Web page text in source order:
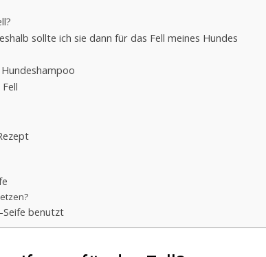
sollte ich sie dann für das Fell meines Hundes
benutzt